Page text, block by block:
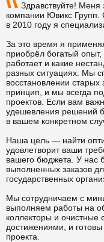
Здравствуйте! Меня
компании Ювикс
в 2010 году я
За это время я
приобрёл богатый
работает и какие
разных ситуациях. Мы
восстановлении
принцип, и мы всегда
проектов. Если вам
удешевления решений
в вашем конкретном
Наша цель — найти
удовлетворит ваши
вашего бюджета. У нас
выполненных заказов
государственных
Мы сотрудничаем с
выполняем работы на
коллекторы и
достижениями, и
проекта.